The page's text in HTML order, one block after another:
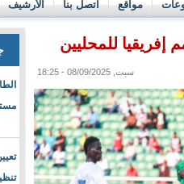
مواقع اتصل بنا الأرشيف
للمحليين
سبت, 08/09/2025 - 18:25